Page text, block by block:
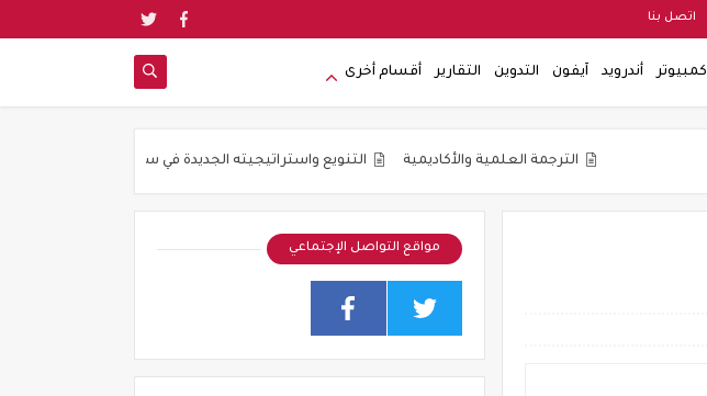
اتصل بنا
كمبيوتر أندرويد آيفون التدوين التقارير أقسام أخرى
الترجمة العلمية والأكاديمية التنويع واستراتيجيته الجديدة في سيو 2019
مواقع التواصل الإجتماعي